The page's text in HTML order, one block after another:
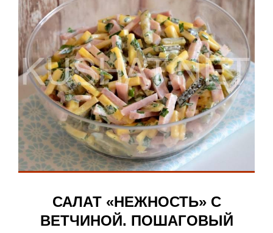
САЛАТ «НЕЖНОСТЬ» С
ВЕТЧИНОЙ. ПОШАГОВЫЙ